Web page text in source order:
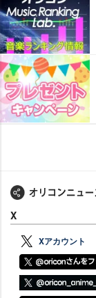
X
Xアカウント